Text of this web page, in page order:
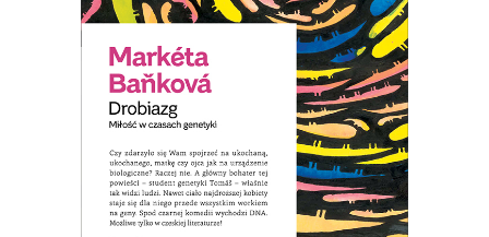
człowieka jak maszynę – nosiciela DNA.
Zamiast ludzi, dostrzega jedynie
zestawy genów. Nawet ciało ukochanej
staje się dla niego przede wszystkim
„workiem na geny”…
39.00zł 8.00zł
KSIĄŻKA DO KOSZYKA